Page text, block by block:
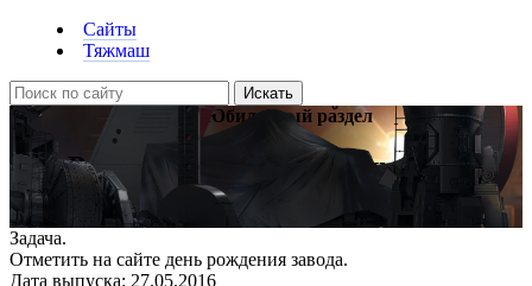
Сайты
Тяжмаш
Искать
Сайт Юбилейный раздел
Раздел к 75-летию «Тяжмаша»
Процесс
Задача.
Отметить на сайте день рождения завода.
Дата выпуска: 27.05.2016